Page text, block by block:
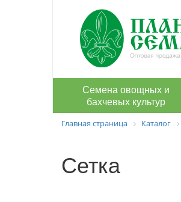
Семена овощных и
бахчевых культур
Главная страница Каталог
Сетка